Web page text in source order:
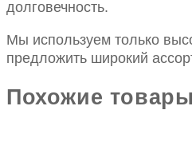
quantity
долговечность.
Мы используем только
предложить широкий
Похожие товары